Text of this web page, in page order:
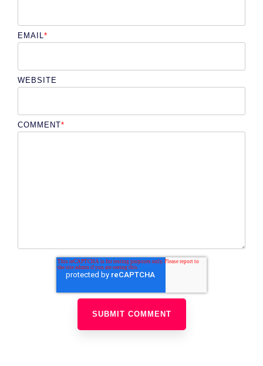
EMAIL*
WEBSITE
COMMENT*